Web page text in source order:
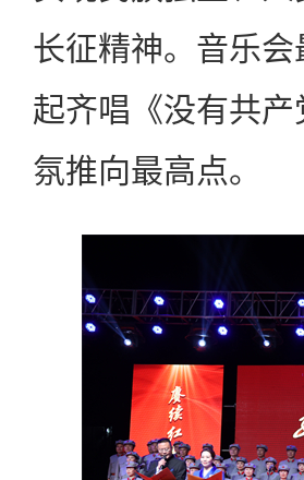
长征精神。音乐
起齐唱《没有共
氛推向最高点。